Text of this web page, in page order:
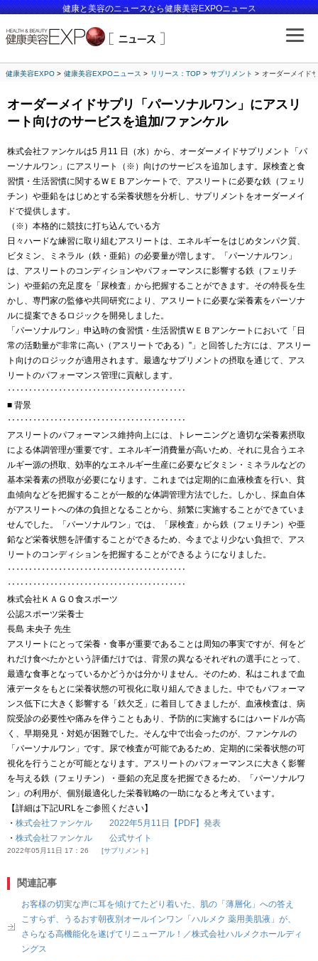
健康と美容のニュースなら健康美容EXPOニュース
健康美容EXPO 健康美容EXPOニュース リリース：TOP サプリメント オーダーメイド
オーダーメイドサプリ「パーソナルワン」にアスリ
ート向けのサービスを追加/ファンケル
株式会社ファンケルは5 月11 日（水）から、オーダーメイドサプリメント「パ
ーソナルワン」にアスリート（※）向けのサービスを追加します。尿検査と食
習慣・生活習慣に関するＷＥＢアンケートで、アスリートに必要な鉄（フェリ
チン）や亜鉛をはじめとする栄養状態を分析し、サプリメントをオーダーメイ
ドで提供します。
（※）本格的に競技に打ち込んでいる方
日々ハードな練習に取り組むアスリートは、エネルギーをはじめタンパク質、
ビタミン、ミネラル（鉄・亜鉛）の必要量が増します。「パーソナルワン」
は、アスリートのコンディションやパフォーマンスに影響する鉄（フェリチ
ン）や亜鉛の充足度を「尿検査」から把握することができます。その特長を生
かし、専門家の監修や共同研究により、アスリートに必要な栄養素をパーソナ
ルに提案できるロジックを開発しました。
「パーソナルワン」申込時の食習慣・生活習慣ＷＥＢアンケートにおいて「日
常の活動量が“非常に高い（アスリートである）”」と回答した方には、アスリー
ト向けのロジックが適用されます。最適なサプリメントの摂取を通じて、アス
リートのパフォーマンス管理に貢献します。
‥‥‥‥‥‥‥‥‥‥‥‥‥‥‥‥‥‥‥‥‥
■ 背景
‥‥‥‥‥‥‥‥‥‥‥‥‥‥‥‥‥‥‥‥‥
アスリートのパフォーマンス維持向上には、トレーニングと適切な栄養素摂取
による体調管理が重要です。エネルギー消費量が高いため、それに見合うエネ
ルギー源の摂取、効率的なエネルギー生産に必要なビタミン・ミネラルなどの
基本栄養素の摂取が必要になります。これまでは定期的に血液検査を行い、貧
血傾向などを把握することが一般的な体調管理方法でした。しかし、採血自体
がアスリートへの体の負担となることから、頻繁に実施することができていま
せんでした。「パーソナルワン」では、「尿検査」から鉄（フェリチン）や亜
鉛など栄養状態を評価することができるため、今までより少ない負担で、アス
リートのコンディションを把握することができるようになりました。
‥‥‥‥‥‥‥‥‥‥‥‥‥‥‥‥‥‥‥‥‥
‥‥‥‥‥‥‥‥‥‥‥‥‥‥‥‥‥‥‥‥‥
株式会社ＫＡＧＯ食スポーツ
公認スポーツ栄養士
長島 未央子 先生
アスリートにとって栄養・食事が重要であることは周知の事実ですが、何をど
れだけ食べたかという評価だけでは、背景の異なるそれぞれの選手にとって、
最適な食事となっているかどうかは分かりません。そのため、私はこれまで血
液データをもとに栄養状態の可視化に取り組んできました。中でもパフォーマ
ンス低下に大きく影響する「鉄欠乏」に着目してきましたが、血液検査は、病
院受診の必要性や痛みを伴うこともあり、予防的に実施するにはハードルが高
く、早期発見・対処が困難でした。そんな中で出会ったのが、ファンケルの
「パーソナルワン」です。尿で検査が可能であるため、定期的に栄養状態の可
視化を行うことが可能となります。アスリートのパフォーマンスに大きく影響
を与える鉄（フェリチン）・亜鉛の充足度を把握できるため、「パーソナルワ
ン」の利用が、個別最適化した栄養戦略の一助になると考えています。
【詳細は下記URLをご参照ください】
・ 株式会社ファンケル 2022年5月11日【PDF】発表
・ 株式会社ファンケル 公式サイト
2022年05月11日 17：26 サプリメント
関連記事
お客様の切実な声に耳を傾けてたどり着いた、肌の「薄層化」への答え
こすらず、うるおす朝夜別オールインワン「ハルメク 薬用美肌液」が、
さらなる高機能化を遂げてリニューアル！／株式会社ハルメクホールディ
ングス